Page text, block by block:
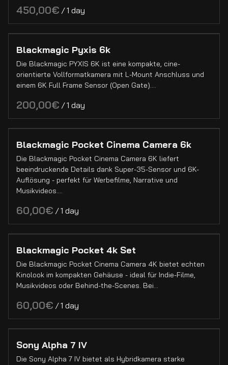
APS-C Objektive
EF-Mount Objektive
Super 16 Objektive
Mittelformat Objektive
Objektiv Adapter
Lichtequipment
LED Lichter
Halogen Lichter
Licht Former
Licht Grip
Nebelmaschinen & Hazer
Monitore
Regie Monitore
On-Camera Monitore
Sound
Field Recorder
Mikrofone
Zubehör
/
Blackmagic Pyxis 6k
Die Blackmagic PYXIS 6K ist eine kompakte, cine-
orientierte Vollformatkamera mit L-Mount Anschluss und
einem 6K Full Frame Sensor (Open Gate).…
/
Blackmagic Pocket Cinema Camera 6k
Die Blackmagic Pocket Cinema Camera 6K liefert
beeindruckende Details dank Super-35-Sensor und 6K-
Auflösung - perfekt für Werbefilme, Narrative und
Musikvideos.…
/
Blackmagic Pocket 4k Set
Die Blackmagic Pocket Cinema Camera 4K bietet echten
Kinolook im kompakten Gehäuse - ideal für Indie-Filme,
Musikvideos oder Behind-the-Scenes. Bei…
/
Sony Alpha 7 IV
Die Sony Alpha 7 IV bietet als Hybridkamera starke